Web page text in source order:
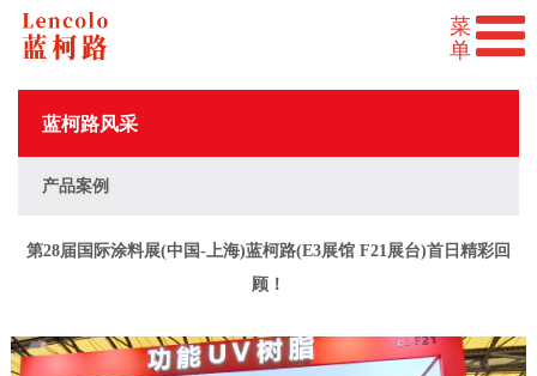
蓝柯路风采
产品案例
第28届国际涂料展(中国-上海)蓝柯路(E3展馆 F21展台)首日精彩回
顾！